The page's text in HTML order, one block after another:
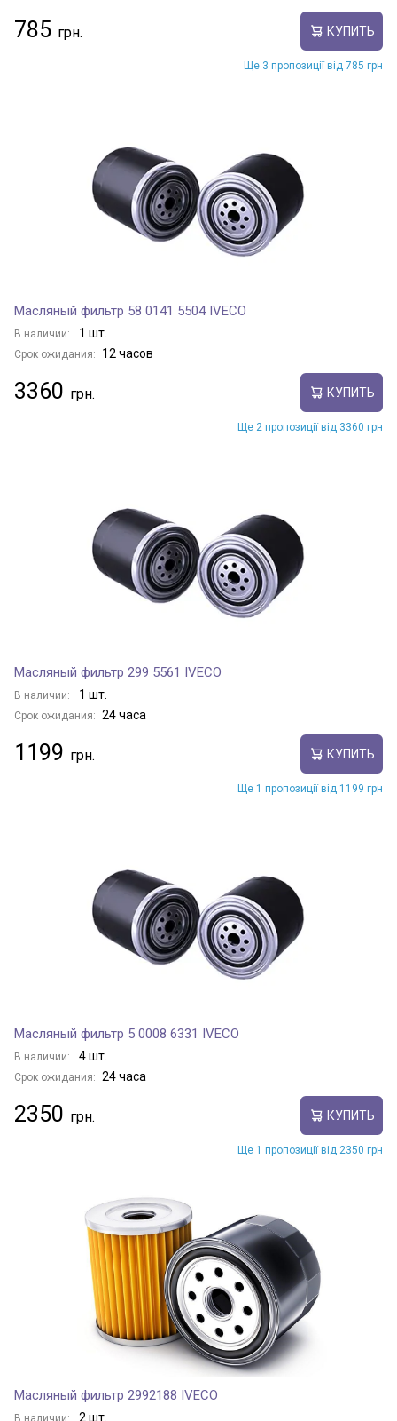
785 КУПИТЬ
Ще 3 пропозиції від 785 грн
Масляный фильтр 58 0141 5504 IVECO
В наличии: 1 шт.
Срок ожидания: 12 часов
3360 КУПИТЬ
Ще 2 пропозиції від 3360 грн
Масляный фильтр 299 5561 IVECO
В наличии: 1 шт.
Срок ожидания: 24 часа
1199 КУПИТЬ
Ще 1 пропозиції від 1199 грн
Масляный фильтр 5 0008 6331 IVECO
В наличии: 4 шт.
Срок ожидания: 24 часа
2350 КУПИТЬ
Ще 1 пропозиції від 2350 грн
Масляный фильтр 2992188 IVECO
В наличии: 2 шт.